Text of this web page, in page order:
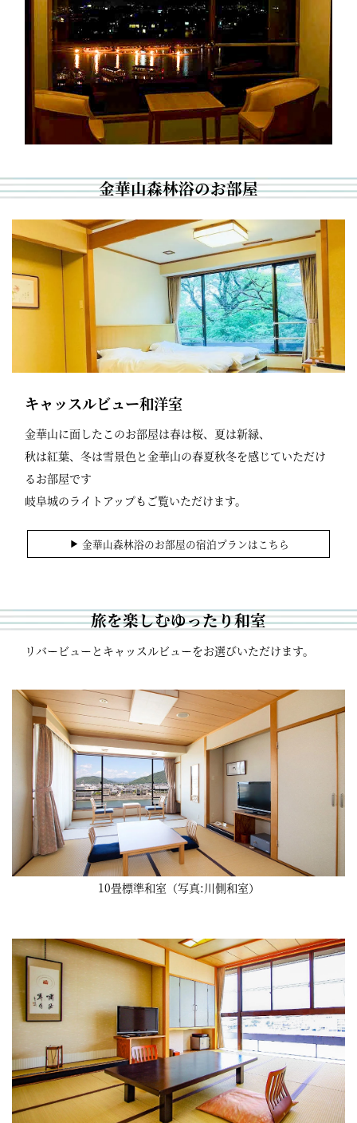
金華山森林浴のお部屋
キャッスルビュー和洋室
金華山に面したこのお部屋は春は桜、夏は新緑、
秋は紅葉、冬は雪景色と金華山の春夏秋冬を感じていただけ
るお部屋です
岐阜城のライトアップもご覧いただけます。
金華山森林浴のお部屋の宿泊プランはこちら
旅を楽しむゆったり和室
リバービューとキャッスルビューをお選びいただけます。
10畳標準和室（写真:川側和室）